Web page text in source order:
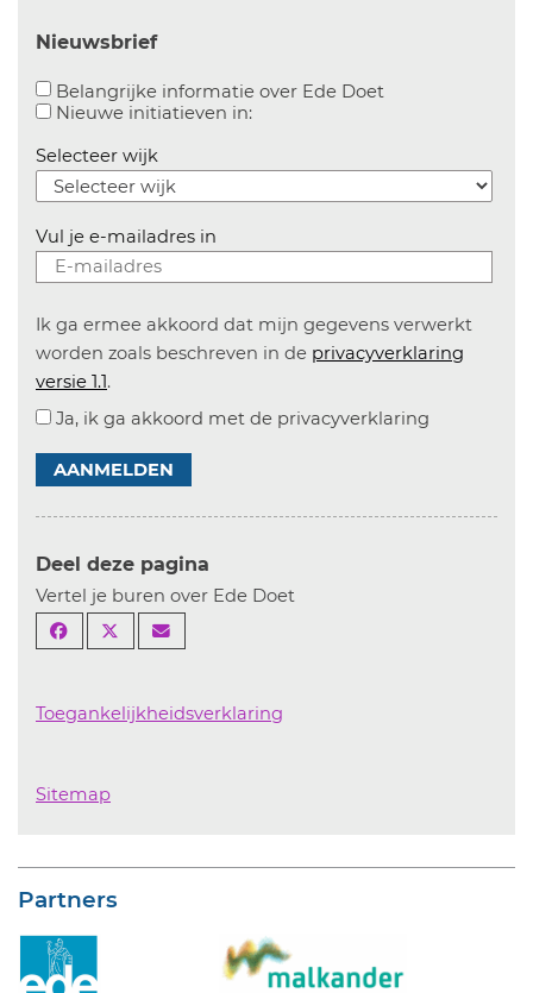
Nieuwsbrief
Belangrijke informatie over Ede Doet
Nieuwe initiatieven in:Aanvinken om informatie over
Selecteer wijk
Vul je e-mailadres in
Ik ga ermee akkoord dat mijn gegevens verwerkt
worden zoals beschreven in de privacyverklaring
versie 1.1.
Ja, ik ga akkoord met de privacyverklaring
AANMELDEN
Deel deze pagina
Vertel je buren over Ede Doet
Toegankelijkheidsverklaring
Sitemap
Partners